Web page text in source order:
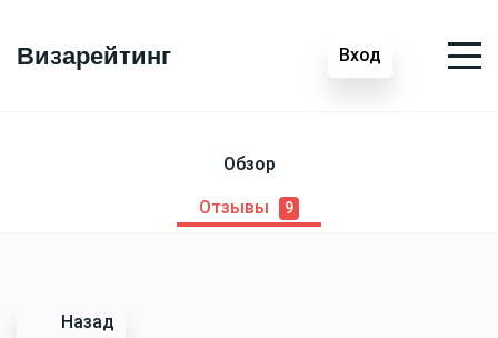
Визарейтинг Вход
Обзор
Отзывы 9
Назад